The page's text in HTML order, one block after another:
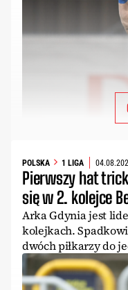
POLSKA 1 LIGA
Pierwszy hat
się w 2. kolejce
Arka Gdynia jest
kolejkach.
dwóch piłkarzy do